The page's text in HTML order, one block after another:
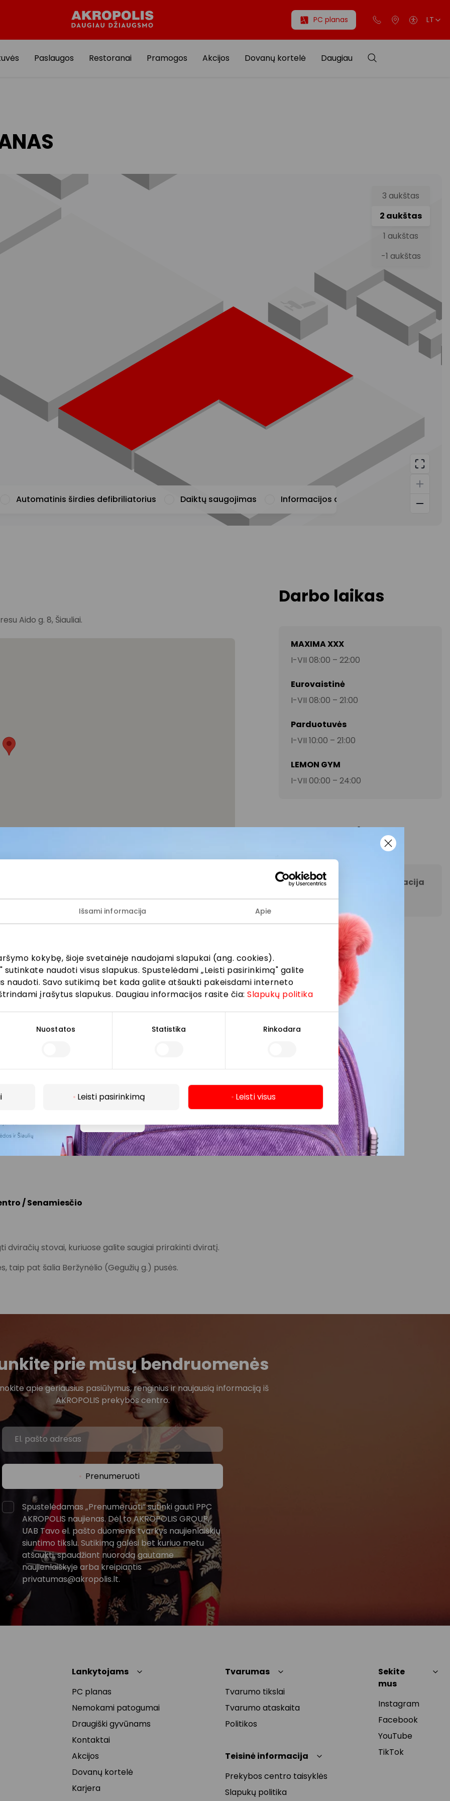
Išsami informacija Apie
kokybę, šioje svetainėje naudojami slapukai (ang. cookies).
sutinkate naudoti visus slapukus. Spustelėdami „Leisti pasirinkimą" galite
naudoti. Savo sutikimą bet kada galite atšaukti pakeisdami interneto
įrašytus slapukus. Daugiau informacijos rasite čia:Slapukų politika
Nuostatos Statistika Rinkodara
Leisti pasirinkimą Leisti visus
PC planas LT
Paslaugos Restoranai Pramogos Akcijos Dovanų kortelė Daugiau
Automatinis širdies defibriliatorius Daiktų saugojimas Informacijos apie prekybos centrą
Aido g. 8, Šiauliai.
iš miesto centro pasiekiamas vos per 7–10 minučių.
stotelėse „Beržynėlio“ ir „Tilžės“:
17, 21, 23, 23A, 24
/ Senamiesčio
dviračių stovai, kuriuose galite saugiai prirakinti dviratį.
taip pat šalia Beržynėlio (Gegužių g.) pusės.
Darbo laikas
MAXIMA XXX
I-VII 08:00 – 22:00
Eurovaistinė
I-VII 08:00 – 21:00
Parduotuvės
I-VII 10:00 – 21:00
LEMON GYM
I-VII 00:00 – 24:00
Kontaktai
AKROPOLIS Šiauliai informacija
+370 65946062
prie mūsų bendruomenės
apie geriausius pasiūlymus, renginius ir naujausią informaciją iš
AKROPOLIS prekybos centro.
Prenumeruoti
Spustelėdamas „Prenumeruoti“ sutinki gauti PPC
AKROPOLIS naujienas. Dėl to AKROPOLIS GROUP,
UAB Tavo el. pašto duomenis tvarkys naujienlaiškių
siuntimo tikslu. Sutikimą galėsi bet kuriuo metu
atšaukti, spaudžiant nuorodą gautame
naujienlaiškyje arba kreipiantis
privatumas@akropolis.lt.
Lankytojams
PC planas
Nemokami patogumai
Draugiški gyvūnams
Kontaktai
Akcijos
Dovanų kortelė
Karjera
Tvarumas
Tvarumo tikslai
Tvarumo ataskaita
Politikos
Teisinė informacija
Prekybos centro taisyklės
Slapukų politika
Sekite
mus
Instagram
Facebook
YouTube
TikTok